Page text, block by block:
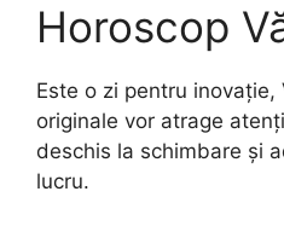
Horoscop
Este o zi pentru inovație,
originale vor atrage
deschis la schimbare și
lucru.